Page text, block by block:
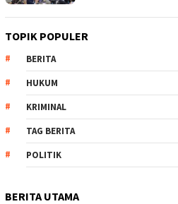
TOPIK POPULER
BERITA
HUKUM
KRIMINAL
TAG BERITA
POLITIK
BERITA UTAMA